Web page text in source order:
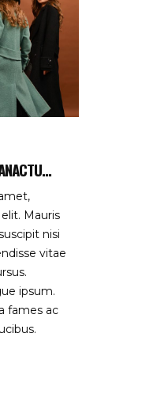
Mauris
nisi
vitae
ipsum.
fames ac